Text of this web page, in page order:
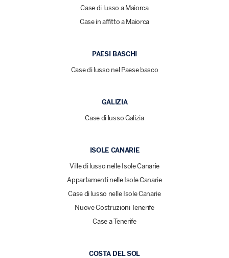
Case di lusso a Maiorca
Case in affitto a Maiorca
PAESI BASCHI
Case di lusso nel Paese basco
GALIZIA
Case di lusso Galizia
ISOLE CANARIE
Ville di lusso nelle Isole Canarie
Appartamenti nelle Isole Canarie
Case di lusso nelle Isole Canarie
Nuove Costruzioni Tenerife
Case a Tenerife
COSTA DEL SOL